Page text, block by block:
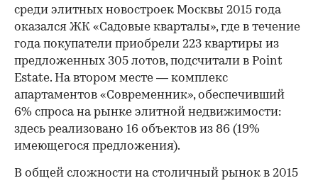
среди элитных новостроек Москвы 2015 года
оказался ЖК «Садовые кварталы», где в течение
года покупатели приобрели 223 квартиры из
предложенных 305 лотов, подсчитали в Point
Estate. На втором месте — комплекс
апартаментов «Современник», обеспечивший
6% спроса на рынке элитной недвижимости:
здесь реализовано 16 объектов из 86 (19%
имеющегося предложения).
В общей сложности на столичный рынок в 2015